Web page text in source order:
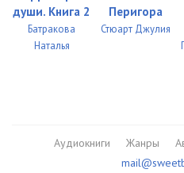
души. Книга 2
Батракова
Наталья
Перигора
Стюарт Джулия
Аудиокниги Жанры